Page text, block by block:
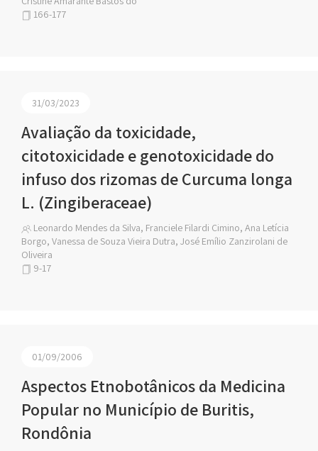
166-177
31/03/2023
Avaliação da toxicidade,
citotoxicidade e genotoxicidade do
infuso dos rizomas de Curcuma longa
L. (Zingiberaceae)
Leonardo Mendes da Silva, Franciele Filardi Cimino, Ana Letícia
Borgo, Vanessa de Souza Vieira Dutra, José Emílio Zanzirolani de
Oliveira
9-17
01/09/2006
Aspectos Etnobotânicos da Medicina
Popular no Município de Buritis,
Rondônia